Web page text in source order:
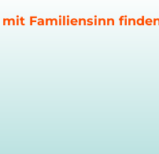
Familiensinn